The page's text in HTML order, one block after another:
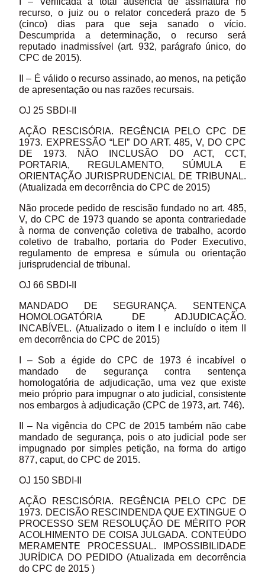
recurso, o juiz ou o relator concederá prazo de 5
(cinco) dias para que seja sanado o vício.
Descumprida a determinação, o recurso será
reputado inadmissível (art. 932, parágrafo único, do
CPC de 2015).
II – É válido o recurso assinado, ao menos, na petição
de apresentação ou nas razões recursais.
OJ 25 SBDI-II
AÇÃO RESCISÓRIA. REGÊNCIA PELO CPC DE
1973. EXPRESSÃO “LEI” DO ART. 485, V, DO CPC
DE 1973. NÃO INCLUSÃO DO ACT, CCT,
PORTARIA, REGULAMENTO, SÚMULA E
ORIENTAÇÃO JURISPRUDENCIAL DE TRIBUNAL.
(Atualizada em decorrência do CPC de 2015)
Não procede pedido de rescisão fundado no art. 485,
V, do CPC de 1973 quando se aponta contrariedade
à norma de convenção coletiva de trabalho, acordo
coletivo de trabalho, portaria do Poder Executivo,
regulamento de empresa e súmula ou orientação
jurisprudencial de tribunal.
OJ 66 SBDI-II
MANDADO DE SEGURANÇA. SENTENÇA
HOMOLOGATÓRIA DE ADJUDICAÇÃO.
INCABÍVEL. (Atualizado o item I e incluído o item II
em decorrência do CPC de 2015)
I – Sob a égide do CPC de 1973 é incabível o
mandado de segurança contra sentença
homologatória de adjudicação, uma vez que existe
meio próprio para impugnar o ato judicial, consistente
nos embargos à adjudicação (CPC de 1973, art. 746).
II – Na vigência do CPC de 2015 também não cabe
mandado de segurança, pois o ato judicial pode ser
impugnado por simples petição, na forma do artigo
877, caput, do CPC de 2015.
OJ 150 SBDI-II
AÇÃO RESCISÓRIA. REGÊNCIA PELO CPC DE
1973. DECISÃO RESCINDENDA QUE EXTINGUE O
PROCESSO SEM RESOLUÇÃO DE MÉRITO POR
ACOLHIMENTO DE COISA JULGADA. CONTEÚDO
MERAMENTE PROCESSUAL. IMPOSSIBILIDADE
JURÍDICA DO PEDIDO (Atualizada em decorrência
do CPC de 2015 )